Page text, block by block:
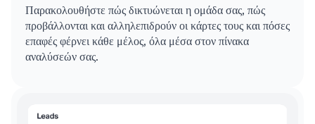
Παρακολουθήστε πώς δικτυώνεται η ομάδα σας, πώς
προβάλλονται και αλληλεπιδρούν οι κάρτες τους και πόσες
επαφές φέρνει κάθε μέλος, όλα μέσα στον πίνακα
αναλύσεών σας.